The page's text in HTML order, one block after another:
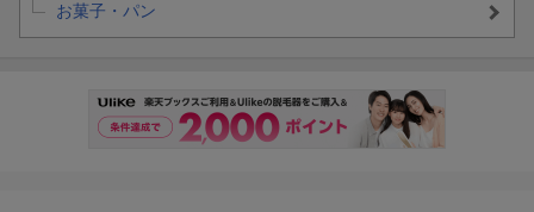
お菓子・パン